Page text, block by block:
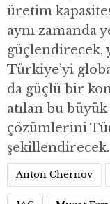
üretim
aynı
güçlendirecek,
Türkiye’yi
da güçlü bir
atılan bu
çözümlerini
şekillendirecek.
Anton Chernov